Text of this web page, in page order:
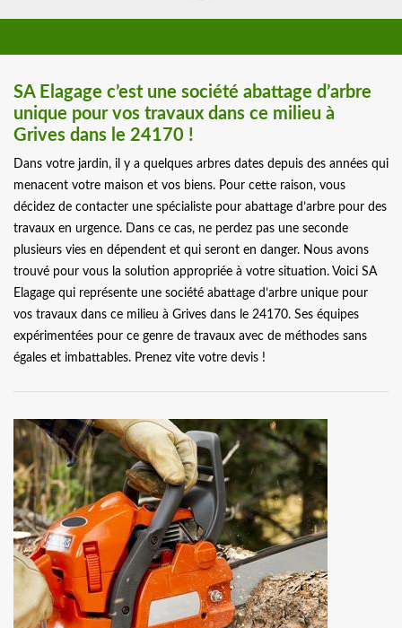
SA Elagage c’est une société abattage d’arbre
unique pour vos travaux dans ce milieu à
Grives dans le 24170 !
Dans votre jardin, il y a quelques arbres dates depuis des années qui
menacent votre maison et vos biens. Pour cette raison, vous
décidez de contacter une spécialiste pour abattage d’arbre pour des
travaux en urgence. Dans ce cas, ne perdez pas une seconde
plusieurs vies en dépendent et qui seront en danger. Nous avons
trouvé pour vous la solution appropriée à votre situation. Voici SA
Elagage qui représente une société abattage d’arbre unique pour
vos travaux dans ce milieu à Grives dans le 24170. Ses équipes
expérimentées pour ce genre de travaux avec de méthodes sans
égales et imbattables. Prenez vite votre devis !